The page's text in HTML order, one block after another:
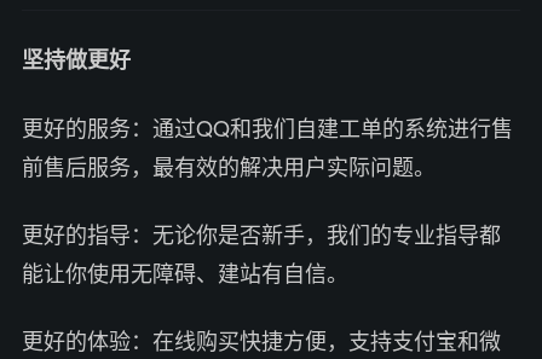
坚持做更好
更好的服务：通过QQ和我们自建工单的系统进行售
前售后服务，最有效的解决用户实际问题。
更好的指导：无论你是否新手，我们的专业指导都
能让你使用无障碍、建站有自信。
更好的体验：在线购买快捷方便，支持支付宝和微